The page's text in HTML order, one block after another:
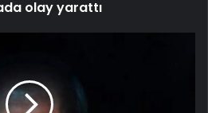
olay yarattı